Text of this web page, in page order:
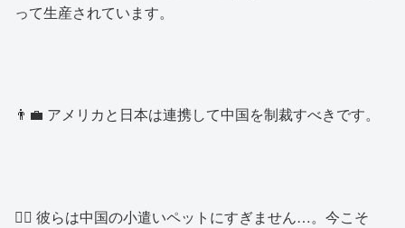
って生産されています。
👨‍💼 アメリカと日本は連携して中国を制裁すべきです。
👨‍⚕️ 彼らは中国の小遣いペットにすぎません…。今こそ